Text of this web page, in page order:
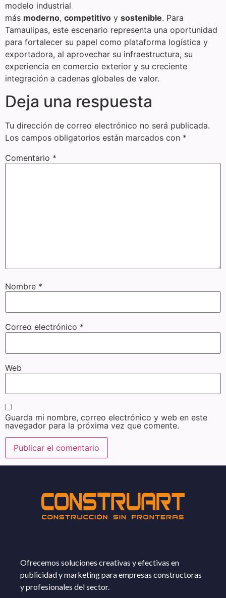
modelo industrial
más moderno, competitivo y sostenible. Para
Tamaulipas, este escenario representa una oportunidad
para fortalecer su papel como plataforma logística y
exportadora, al aprovechar su infraestructura, su
experiencia en comercio exterior y su creciente
integración a cadenas globales de valor.
Deja una respuesta
Tu dirección de correo electrónico no será publicada.
Los campos obligatorios están marcados con *
Comentario *
Nombre *
Correo electrónico *
Web
Guarda mi nombre, correo electrónico y web en este
navegador para la próxima vez que comente.
Ofrecemos soluciones creativas y efectivas en
publicidad y marketing para empresas constructoras
y profesionales del sector.